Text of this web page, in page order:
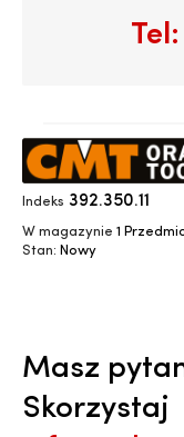
Tel:
Indeks 392.350.11
W magazynie 1
Stan: Nowy
Masz
Skorzystaj